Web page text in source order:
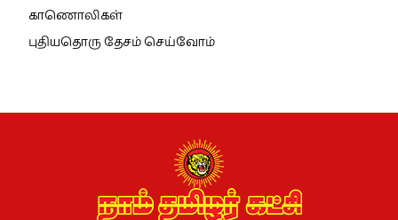
காணொலிகள்
புதியதொரு தேசம் செய்வோம்